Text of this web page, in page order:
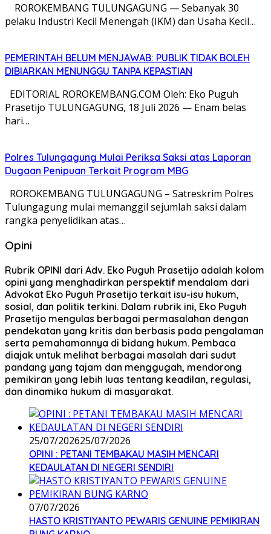
​ ROROKEMBANG TULUNGAGUNG — Sebanyak 30
pelaku Industri Kecil Menengah (IKM) dan Usaha Kecil…
PEMERINTAH BELUM MENJAWAB: PUBLIK TIDAK BOLEH
DIBIARKAN MENUNGGU TANPA KEPASTIAN
EDITORIAL ROROKEMBANG.COM Oleh: Eko Puguh
Prasetijo TULUNGAGUNG, 18 Juli 2026 — Enam belas
hari…
Polres Tulungagung Mulai Periksa Saksi atas Laporan
Dugaan Penipuan Terkait Program MBG
ROROKEMBANG TULUNGAGUNG – Satreskrim Polres
Tulungagung mulai memanggil sejumlah saksi dalam
rangka penyelidikan atas…
Opini
Rubrik OPINI dari Adv. Eko Puguh Prasetijo adalah kolom
opini yang menghadirkan perspektif mendalam dari
Advokat Eko Puguh Prasetijo terkait isu-isu hukum,
sosial, dan politik terkini. Dalam rubrik ini, Eko Puguh
Prasetijo mengulas berbagai permasalahan dengan
pendekatan yang kritis dan berbasis pada pengalaman
serta pemahamannya di bidang hukum. Pembaca
diajak untuk melihat berbagai masalah dari sudut
pandang yang tajam dan menggugah, mendorong
pemikiran yang lebih luas tentang keadilan, regulasi,
dan dinamika hukum di masyarakat.
25/07/202625/07/2026
OPINI : PETANI TEMBAKAU MASIH MENCARI
KEDAULATAN DI NEGERI SENDIRI
07/07/2026
HASTO KRISTIYANTO PEWARIS GENUINE PEMIKIRAN